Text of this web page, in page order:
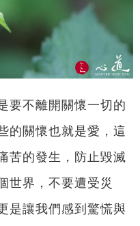
要不離開關懷一切的
的關懷也就是愛，這
苦的發生，防止毀滅
世界，不要遭受災
是讓我們感到驚慌與